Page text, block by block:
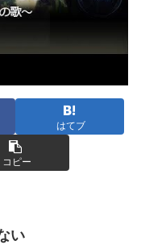
はてブ
コピー
い